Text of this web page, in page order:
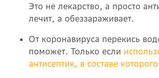
Это не лекарство, а просто
лечит, а обеззараживает.
От коронавируса перекись
поможет. Только если
антисептик, в составе